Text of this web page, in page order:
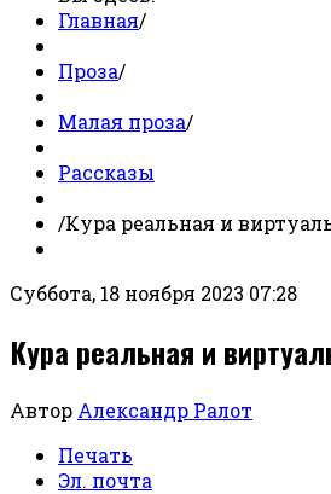
Главная/
Проза/
Малая проза/
Рассказы
/Кура реальная и
Суббота, 18 ноября 2023 07:28
Кура реальная и
Автор Александр Ралот
Печать
Эл. почта